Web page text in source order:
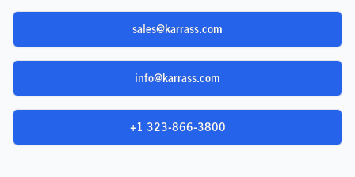
sales@karrass.com
info@karrass.com
+1 323-866-3800